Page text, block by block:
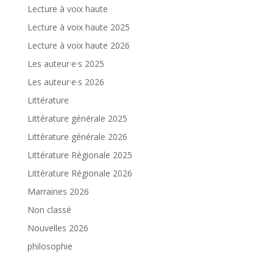
Lecture à voix haute
Lecture à voix haute 2025
Lecture à voix haute 2026
Les auteur·e·s 2025
Les auteur·e·s 2026
Littérature
Littérature générale 2025
Littérature générale 2026
Littérature Régionale 2025
Littérature Régionale 2026
Marraines 2026
Non classé
Nouvelles 2026
philosophie